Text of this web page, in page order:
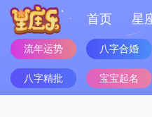
首页 星
流年运势 八字合婚
八字精批 宝宝起名